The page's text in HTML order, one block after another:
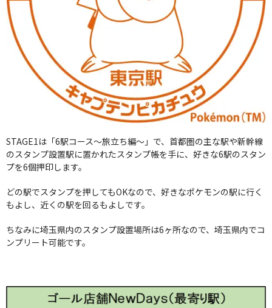
STAGE1は「6駅コース～旅立ち編～」で、首都圏の主な駅や新幹線
のスタンプ設置駅に置かれたスタンプ帳を手に、好きな6駅のスタン
プを6個押印します。
どの駅でスタンプを押してもOKなので、好きなポケモンの駅に行く
もよし、近くの駅を回るもよしです。
ちなみに埼玉県内のスタンプ設置場所は6ヶ所なので、埼玉県内でコ
ンプリート可能です。